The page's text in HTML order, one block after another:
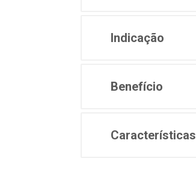
Indicação
Benefício
Características